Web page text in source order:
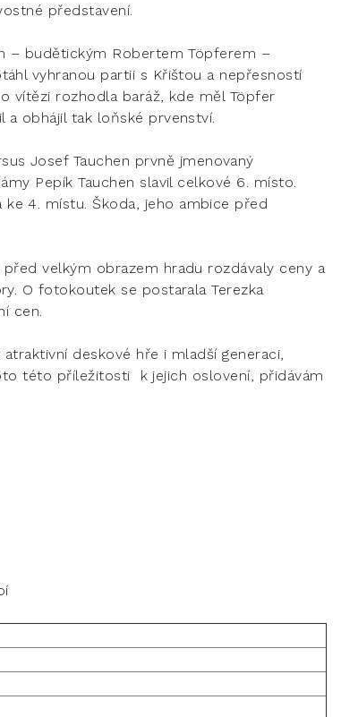
představení.
– budětickým Robertem Töpferem –
vyhranou partii s Křištou a nepřesností
vítězi rozhodla baráž, kde měl Töpfer
a obhájil tak loňské prvenství.
Josef Tauchen prvně jmenovaný
Pepík Tauchen slavil celkové 6. místo.
4. místu. Škoda, jeho ambice před
velkým obrazem hradu rozdávaly ceny a
O fotokoutek se postarala Terezka
cen.
deskové hře i mladší generaci,
této příležitosti k jejich oslovení, přidávám